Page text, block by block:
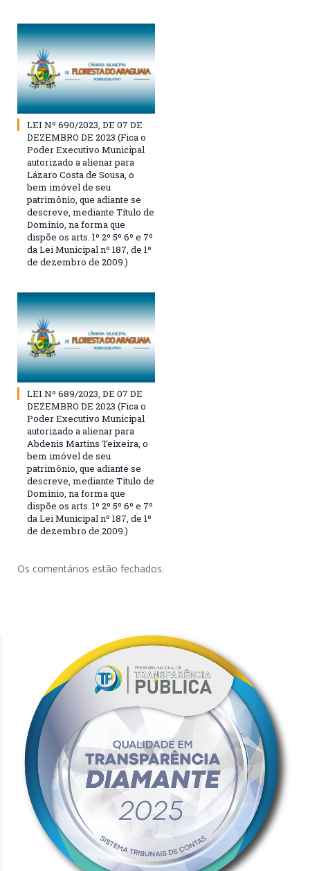
LEI Nº 690/2023, DE 07 DE
DEZEMBRO DE 2023 (Fica o
Poder Executivo Municipal
autorizado a alienar para
Lázaro Costa de Sousa, o
bem imóvel de seu
patrimônio, que adiante se
descreve, mediante Título de
Dominio, na forma que
dispõe os arts. 1º 2º 5º 6º e 7º
da Lei Municipal nº 187, de 1º
de dezembro de 2009.)
LEI Nº 689/2023, DE 07 DE
DEZEMBRO DE 2023 (Fica o
Poder Executivo Municipal
autorizado a alienar para
Abdenis Martins Teixeira, o
bem imóvel de seu
patrimônio, que adiante se
descreve, mediante Título de
Dominio, na forma que
dispõe os arts. 1º 2º 5º 6º e 7º
da Lei Municipal nº 187, de 1º
de dezembro de 2009.)
Os comentários estão fechados.